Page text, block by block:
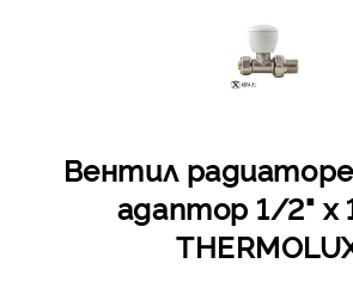
Вентил
адаптор 1/2" х